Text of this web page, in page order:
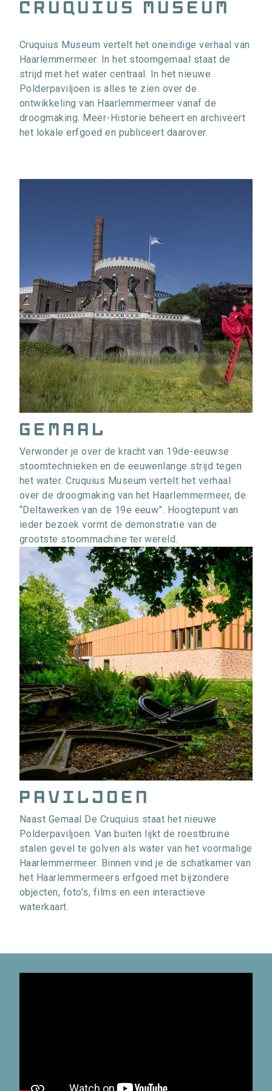
cruquius museum
Cruquius Museum vertelt het oneindige verhaal van
Haarlemmermeer. In het stoomgemaal staat de
strijd met het water centraal. In het nieuwe
Polderpaviljoen is alles te zien over de
ontwikkeling van Haarlemmermeer vanaf de
droogmaking. Meer-Historie beheert en archiveert
het lokale erfgoed en publiceert daarover.
gemaal
Verwonder je over de kracht van 19de-eeuwse
stoomtechnieken en de eeuwenlange strijd tegen
het water. Cruquius Museum vertelt het verhaal
over de droogmaking van het Haarlemmermeer, de
“Deltawerken van de 19e eeuw”. Hoogtepunt van
ieder bezoek vormt de demonstratie van de
grootste stoommachine ter wereld.
Paviljoen
Naast Gemaal De Cruquius staat het nieuwe
Polderpaviljoen. Van buiten lijkt de roestbruine
stalen gevel te golven als water van het voormalige
Haarlemmermeer. Binnen vind je de schatkamer van
het Haarlemmermeers erfgoed met bijzondere
objecten, foto’s, films en een interactieve
waterkaart.